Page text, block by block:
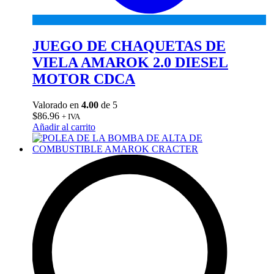
JUEGO DE CHAQUETAS DE
VIELA AMAROK 2.0 DIESEL
MOTOR CDCA
Valorado en 4.00 de 5
$86.96 + IVA
Añadir al carrito